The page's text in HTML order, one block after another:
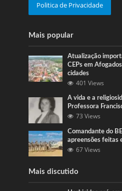
Politica de Privacidade
Mais popular
Atualização
CEPs em
cidades
401 Views
A vida e a
Professora
73 Views
Comandante do
apreensões feitas
67 Views
Mais discutido